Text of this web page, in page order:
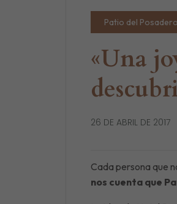
Patio del Posadero
«Una
26 DE ABRIL DE 2017
Cada persona que
nos cuenta que